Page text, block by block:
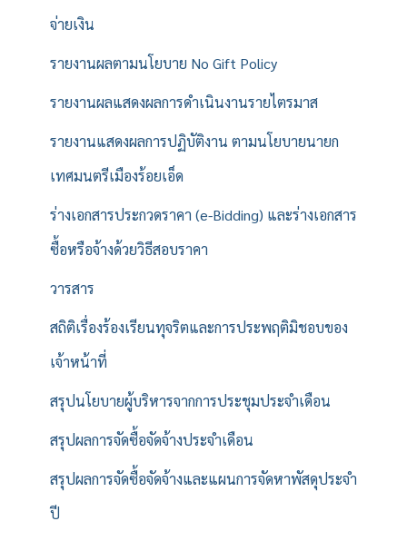
จ่ายเงิน
รายงานผลตามนโยบาย No Gift Policy
รายงานผลแสดงผลการดำเนินงานรายไตรมาส
รายงานแสดงผลการปฏิบัติงาน ตามนโยบายนายก
เทศมนตรีเมืองร้อยเอ็ด
ร่างเอกสารประกวดราคา (e-Bidding) และร่างเอกสาร
ซื้อหรือจ้างด้วยวิธีสอบราคา
วารสาร
สถิติเรื่องร้องเรียนทุจริตและการประพฤติมิชอบของ
เจ้าหน้าที่
สรุปนโยบายผู้บริหารจากการประชุมประจำเดือน
สรุปผลการจัดซื้อจัดจ้างประจำเดือน
สรุปผลการจัดซื้อจัดจ้างและแผนการจัดหาพัสดุประจำ
ปี